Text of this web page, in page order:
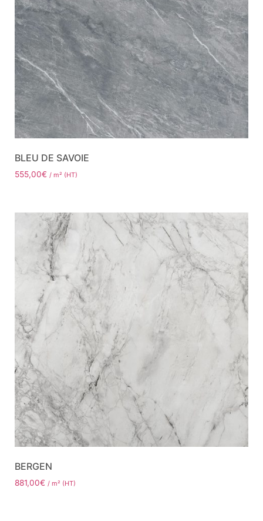
BLEU DE SAVOIE
555,00€ / m² (HT)
BERGEN
881,00€ / m² (HT)